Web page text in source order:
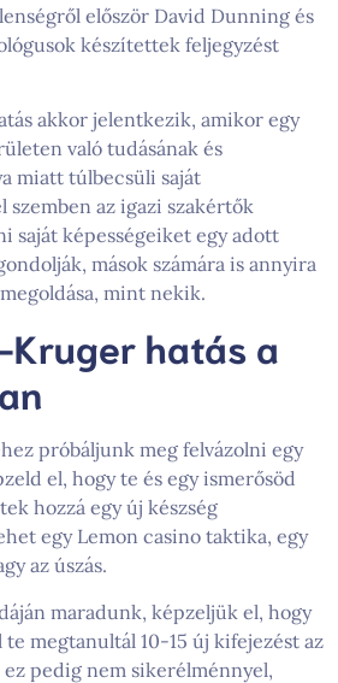
először David Dunning és
készítettek feljegyzést
akkor jelentkezik, amikor egy
való tudásának és
miatt túlbecsüli saját
szemben az igazi szakértők
saját képességeiket egy adott
mások számára is annyira
mint nekik.
Kruger hatás a
próbáljunk meg felvázolni egy
el, hogy te és egy ismerősöd
hozzá egy új készség
egy Lemon casino taktika, egy
az úszás.
maradunk, képzeljük el, hogy
megtanultál 10-15 új kifejezést az
pedig nem sikerélménnyel,